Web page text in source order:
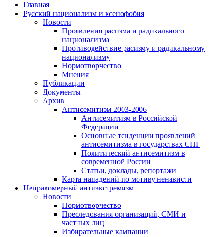
Главная
Русский национализм и ксенофобия
Новости
Проявления расизма и радикального
национализма
Противодействие расизму и радикальному
национализму
Нормотворчество
Мнения
Публикации
Документы
Архив
Антисемитизм 2003-2006
Антисемитизм в Российской
Федерации
Основные тенденции проявлений
антисемитизма в государствах СНГ
Политический антисемитизм в
современной России
Статьи, доклады, репортажи
Карта нападений по мотиву ненависти
Неправомерный антиэкстремизм
Новости
Нормотворчество
Преследования организаций, СМИ и
частных лиц
Избирательные кампании